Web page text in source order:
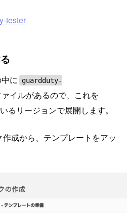
tester
に
guardduty-
イルがあるので、これを
るリージョンで展開します。
成から、テンプレートをアッ